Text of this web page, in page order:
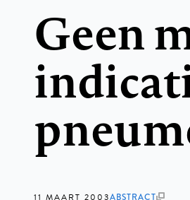
Geen
11 MAART 2003ABSTRACT